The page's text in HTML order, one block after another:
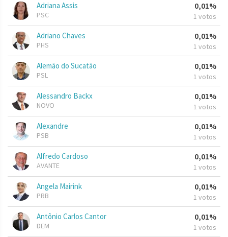
Adriana Assis
PSC
0,01%
1 votos
Adriano Chaves
PHS
0,01%
1 votos
Alemão do Sucatão
PSL
0,01%
1 votos
Alessandro Backx
NOVO
0,01%
1 votos
Alexandre
PSB
0,01%
1 votos
Alfredo Cardoso
AVANTE
0,01%
1 votos
Angela Mairink
PRB
0,01%
1 votos
Antônio Carlos Cantor
DEM
0,01%
1 votos